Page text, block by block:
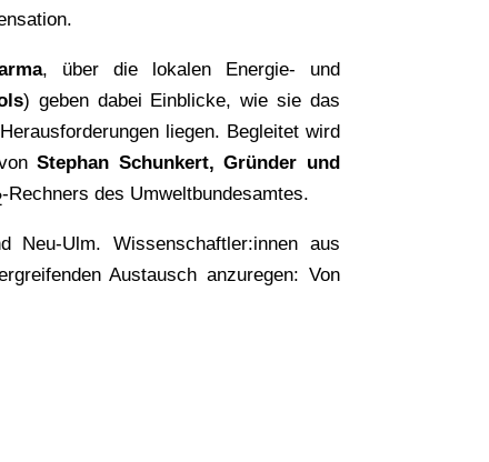
, über die lokalen Energie- und
) geben dabei Einblicke, wie sie das
liegen. Begleitet wird
vonStephan Schunkert, Gründer und
-Rechners des Umweltbundesamtes.
Neu-Ulm. Wissenschaftler:innen aus
Austausch anzuregen: Von